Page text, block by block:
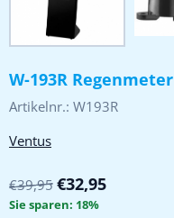
W-193R Regenmeter
Artikelnr.: W193R
Ventus
€39,95 €32,95
Sie sparen: 18%